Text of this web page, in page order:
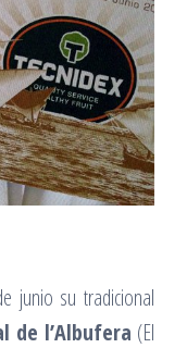
junio su tradicional
de l’Albufera (El